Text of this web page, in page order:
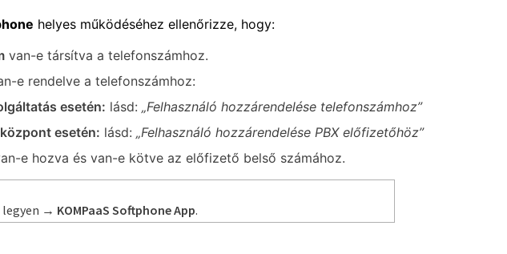
helyes működéséhez ellenőrizze, hogy:
van-e társítva a telefonszámhoz.
e rendelve a telefonszámhoz:
esetén: lásd: „Felhasználó hozzárendelése telefonszámhoz”
esetén: lásd: „Felhasználó hozzárendelése PBX előfizetőhöz”
e hozva és van-e kötve az előfizető belső számához.
→ KOMPaaS Softphone App.